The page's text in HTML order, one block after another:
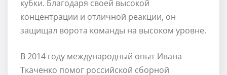
кубки. Благодаря своей высокой
концентрации и отличной реакции, он
защищал ворота команды на высоком уровне.
В 2014 году международный опыт Ивана
Ткаченко помог российской сборной